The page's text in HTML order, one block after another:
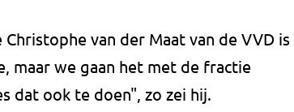
van der Maat van de VVD is
maar we gaan het met de fractie
dat ook te doen", zo zei hij.